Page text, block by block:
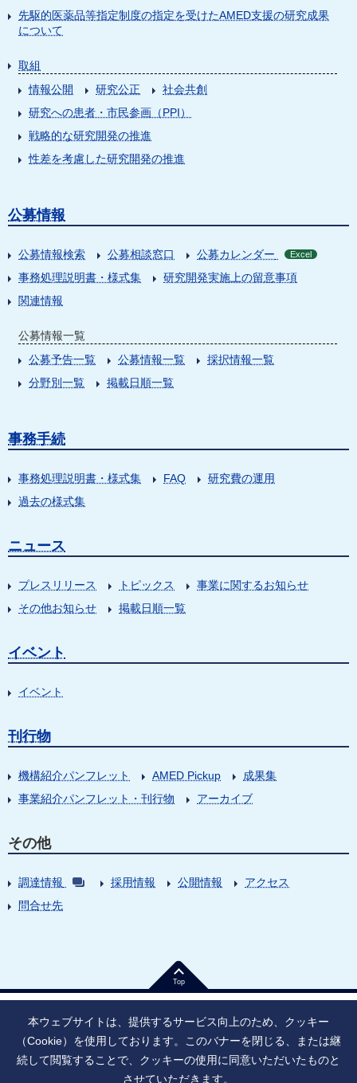
先駆的医薬品等指定制度の指定を受けたAMED支援の研究成果
について
取組
情報公開
研究公正
社会共創
研究への患者・市民参画（PPI）
戦略的な研究開発の推進
性差を考慮した研究開発の推進
公募情報
公募情報検索 公募相談窓口 公募カレンダー Excel
事務処理説明書・様式集
研究開発実施上の留意事項
関連情報
公募情報一覧
公募予告一覧
公募情報一覧
採択情報一覧
分野別一覧
掲載日順一覧
事務手続
事務処理説明書・様式集 FAQ
研究費の運用
過去の様式集
ニュース
プレスリリース トピックス
事業に関するお知らせ
その他お知らせ
掲載日順一覧
イベント
イベント
刊行物
機構紹介パンフレット AMED Pickup
成果集
事業紹介パンフレット・刊行物
アーカイブ
その他
調達情報 採用情報 公開情報
アクセス
問合せ先
Top
法人番号：9010005023796 東京都千代田区大手町1丁目7番1号
本ウェブサイトは、提供するサービス向上のため、クッキー
（Cookie）を使用しております。このバナーを閉じる、または継
続して閲覧することで、クッキーの使用に同意いただいたものと
させていただきます。